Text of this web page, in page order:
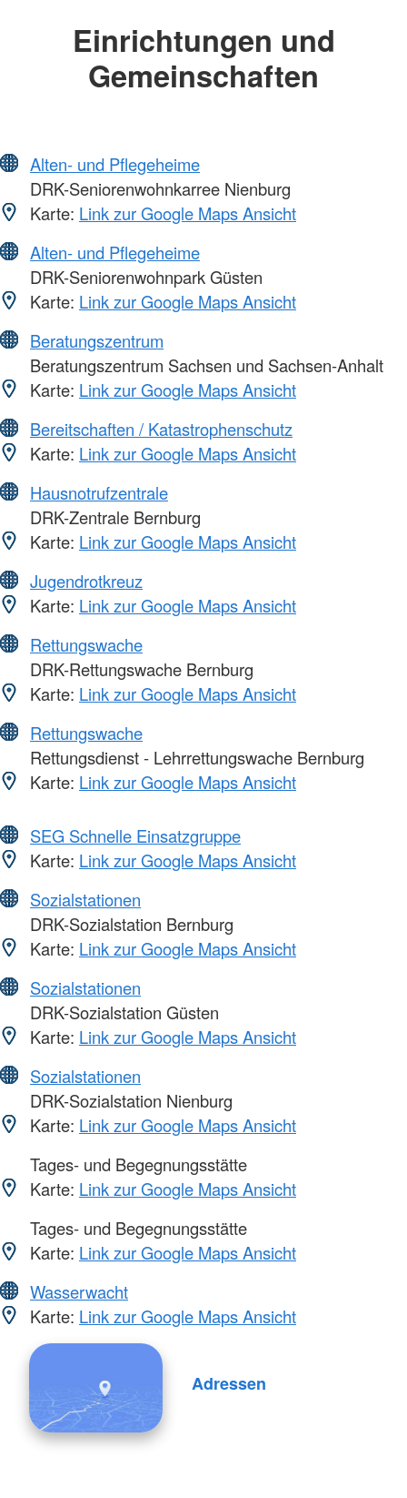
Einrichtungen und
Gemeinschaften
Alten- und Pflegeheime
DRK-Seniorenwohnkarree Nienburg
Karte: Link zur Google Maps Ansicht
Alten- und Pflegeheime
DRK-Seniorenwohnpark Güsten
Karte: Link zur Google Maps Ansicht
Beratungszentrum
Beratungszentrum Sachsen und Sachsen-Anhalt
Karte: Link zur Google Maps Ansicht
Bereitschaften / Katastrophenschutz
Karte: Link zur Google Maps Ansicht
Hausnotrufzentrale
DRK-Zentrale Bernburg
Karte: Link zur Google Maps Ansicht
Jugendrotkreuz
Karte: Link zur Google Maps Ansicht
Rettungswache
DRK-Rettungswache Bernburg
Karte: Link zur Google Maps Ansicht
Rettungswache
Rettungsdienst - Lehrrettungswache Bernburg
Karte: Link zur Google Maps Ansicht
SEG Schnelle Einsatzgruppe
Karte: Link zur Google Maps Ansicht
Sozialstationen
DRK-Sozialstation Bernburg
Karte: Link zur Google Maps Ansicht
Sozialstationen
DRK-Sozialstation Güsten
Karte: Link zur Google Maps Ansicht
Sozialstationen
DRK-Sozialstation Nienburg
Karte: Link zur Google Maps Ansicht
Tages- und Begegnungsstätte
Karte: Link zur Google Maps Ansicht
Tages- und Begegnungsstätte
Karte: Link zur Google Maps Ansicht
Wasserwacht
Karte: Link zur Google Maps Ansicht
Adressen